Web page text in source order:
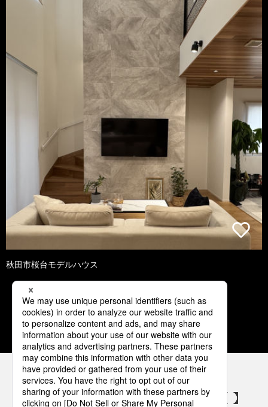
秋田市桜台モデルハウス
1 2 3 4 5
パナソニックの電気設備 SNSアカウント